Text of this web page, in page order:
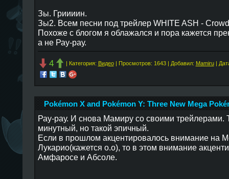
Зы. Гриииин.
Зы2. Всем песни под трейлер WHITE ASH -
Похоже с блогом я облажался и пора кажется
а не Рау-рау.
4 | Категория: Видео| Просмотров: 1643 | Добавил: Mamiru|
Pokémon X and Pokémon Y: Three New Mega
Рау-рау. И снова Мамиру со своими трейлерами.
минутный, но такой эпичный.
Если в прошлом акцентировалось внимание на
Лукарио(кажется о.о), то в этом внимание
Амфаросе и Абсоле.